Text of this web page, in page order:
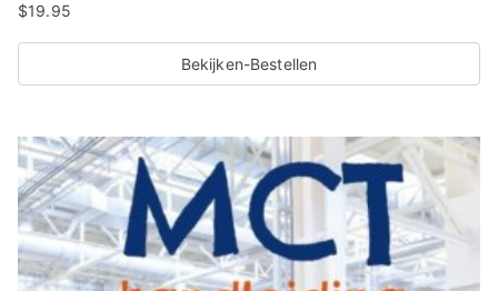
$19.95
Bekijken-Bestellen